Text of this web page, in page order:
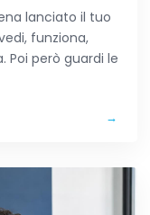
lanciato il tuo
funziona,
Poi però guardi le
→